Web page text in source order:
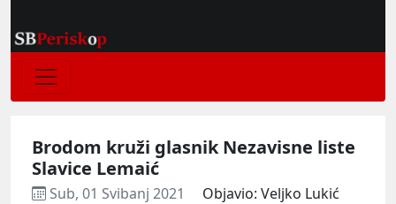
Brodom kruži glasnik Nezavisne liste
Slavice Lemaić
Sub, 01 Svibanj 2021 Objavio: Veljko Lukić